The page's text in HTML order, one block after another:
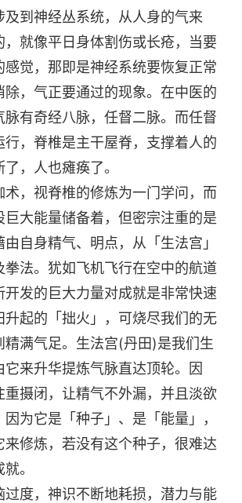
及到神经丛系统，从人身的气来
，就像平日身体割伤或长疮，当要
感觉，那即是神经系统要恢复正常
除，气正要通过的现象。在中医的
脉有奇经八脉，任督二脉。而任督
行，脊椎是主干屋脊，支撑着人的
，人也瘫痪了。
术，视脊椎的修炼为一门学问，而
巨大能量储备着，但密宗注重的是
自身精气、明点，从「生法宫」
拳法。犹如飞机飞行在空中的航道
开发的巨大力量对成就是非常快速
升起的「拙火」，可烧尽我们的无
精满气足。生法宫(丹田)是我们生
它来升华提炼气脉直达顶轮。因
重摄闭，让精气不外漏，并且淡欲
为它是「种子」、是「能量」，
来修炼，若没有这个种子，很难达
。
过度，神识不断地耗损，潜力与能